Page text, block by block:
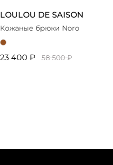
LOULOU DE SAISON
Кожаные брюки Noro
23 400 ₽ 58 500 ₽